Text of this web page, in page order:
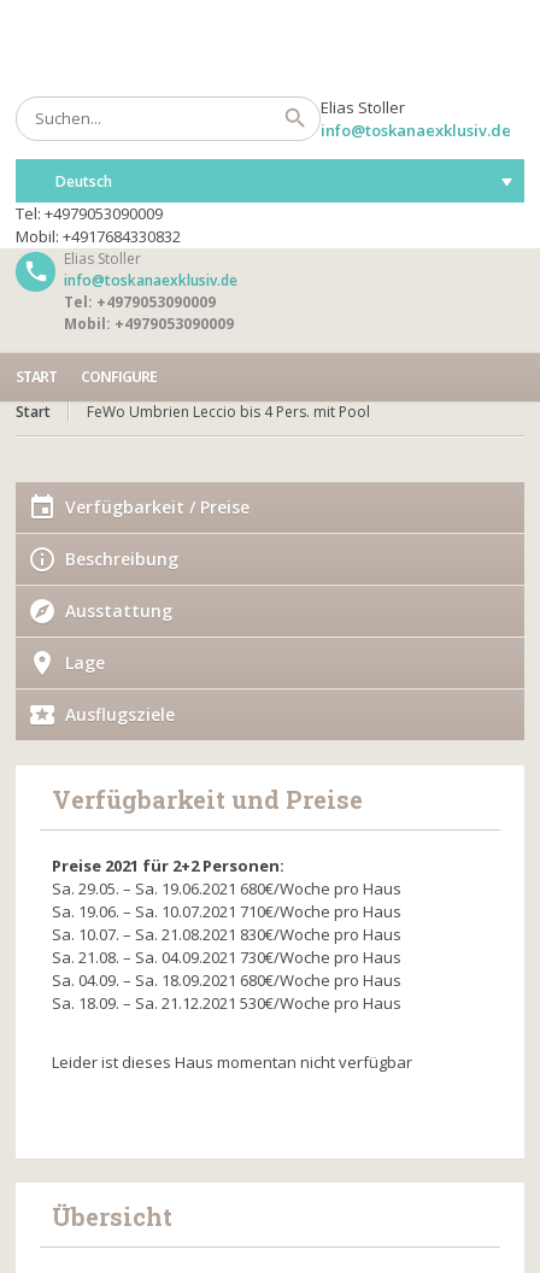
Deutsch
Elias Stoller
info@toskanaexklusiv.de
Tel: +4979053090009
Mobil: +4917684330832
Elias Stoller
info@toskanaexklusiv.de
Tel: +4979053090009
Mobil: +4979053090009
START
CONFIGURE
Start
FeWo Umbrien Leccio bis 4 Pers. mit Pool
Verfügbarkeit / Preise
Beschreibung
Ausstattung
Lage
Ausflugsziele
Verfügbarkeit und Preise
Preise 2021 für 2+2 Personen:
Sa. 29.05. – Sa. 19.06.2021 680€/Woche pro Haus
Sa. 19.06. – Sa. 10.07.2021 710€/Woche pro Haus
Sa. 10.07. – Sa. 21.08.2021 830€/Woche pro Haus
Sa. 21.08. – Sa. 04.09.2021 730€/Woche pro Haus
Sa. 04.09. – Sa. 18.09.2021 680€/Woche pro Haus
Sa. 18.09. – Sa. 21.12.2021 530€/Woche pro Haus
Leider ist dieses Haus momentan nicht verfügbar
Übersicht